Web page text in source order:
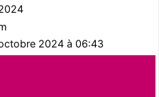
2024 à 06:43